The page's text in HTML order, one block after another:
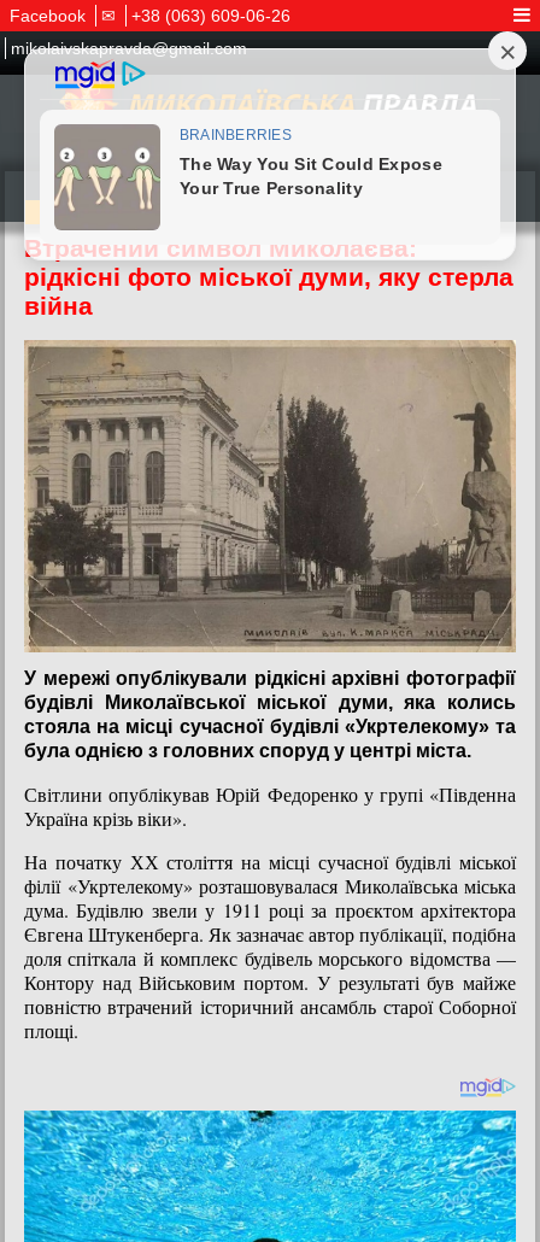
Facebook ✉
+38 (063) 609-06-26
mikolaivskapravda@gmail.com
10.06.2026
Втрачений символ Миколаєва:
рідкісні фото міської думи, яку стерла
війна
У мережі опублікували рідкісні архівні фотографії
будівлі Миколаївської міської думи, яка колись
стояла на місці сучасної будівлі «Укртелекому» та
була однією з головних споруд у центрі міста.
Світлини опублікував Юрій Федоренко у групі «Південна
Україна крізь віки».
На початку ХХ століття на місці сучасної будівлі міської
філії «Укртелекому» розташовувалася Миколаївська міська
дума. Будівлю звели у 1911 році за проєктом архітектора
Євгена Штукенберга. Як зазначає автор публікації, подібна
доля спіткала й комплекс будівель морського відомства —
Контору над Військовим портом. У результаті був майже
повністю втрачений історичний ансамбль старої Соборної
площі.